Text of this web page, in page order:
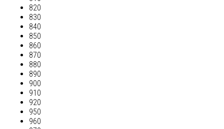
820
830
840
850
860
870
880
890
900
910
920
950
960